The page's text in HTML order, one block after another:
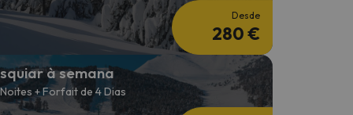
Desde
280 €
à semana
+ Forfait de 4 Dias